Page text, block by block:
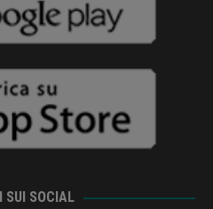
SUI SOCIAL